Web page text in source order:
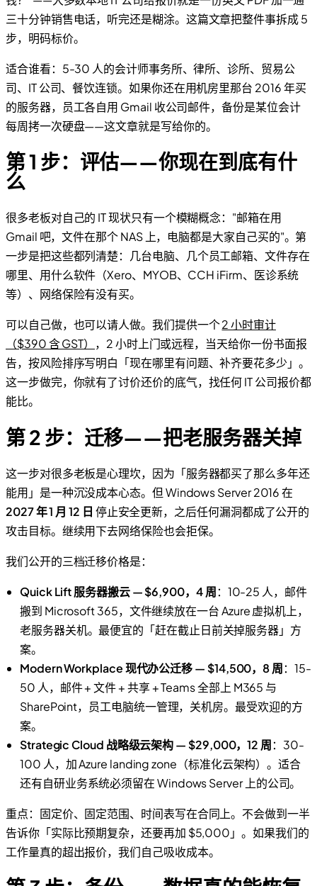
三十分钟销售电话，听完还是糊涂。这篇文章把整件事拆成 5
步，明码标价。
适合谁看：5-30 人的会计师事务所、律所、诊所、贸易公
司、IT 公司、餐饮连锁。如果你还在用机房里那台 2016 年买
的服务器，员工各自用 Gmail 收公司邮件，备份是某位会计
每周拷一次硬盘——这文章就是写给你的。
第 1 步：评估——你现在到底有什
么
很多老板对自己的 IT 现状只有一个模糊概念："邮箱在用
Gmail 吧，文件在那个 NAS 上，电脑都是大家自己买的"。第
一步是把这些都列清楚：几台电脑、几个员工邮箱、文件存在
哪里、用什么软件（Xero、MYOB、CCH iFirm、医诊系统
等）、网络保险有没有买。
可以自己做，也可以请人做。我们提供一个2 小时审计
（$390 含 GST） ，2 小时上门或远程，当天给你一份书面报
告，按风险排序写明白「现在哪里有问题、补齐要花多少」。
这一步做完，你就有了讨价还价的底气，找任何 IT 公司报价都
能比。
第 2 步：迁移——把老服务器关掉
这一步对很多老板是心理坎，因为「服务器都买了那么多年还
能用」是一种沉没成本心态。但 Windows Server 2016 在
2027 年 1 月 12 日 停止安全更新，之后任何漏洞都成了公开的
攻击目标。继续用下去网络保险也会拒保。
我们公开的三档迁移价格是：
Quick Lift 服务器搬云 — $6,900，4 周：10-25 人，邮件
搬到 Microsoft 365，文件继续放在一台 Azure 虚拟机上，
老服务器关机。最便宜的「赶在截止日前关掉服务器」方
案。
Modern Workplace 现代办公迁移 — $14,500，8 周：15-
50 人，邮件 + 文件 + 共享 + Teams 全部上 M365 与
SharePoint，员工电脑统一管理，关机房。最受欢迎的方
案。
Strategic Cloud 战略级云架构 — $29,000，12 周：30-
100 人，加 Azure landing zone（标准化云架构）。适合
还有自研业务系统必须留在 Windows Server 上的公司。
重点：固定价、固定范围、时间表写在合同上。不会做到一半
告诉你「实际比预期复杂，还要再加 $5,000」。如果我们的
工作量真的超出报价，我们自己吸收成本。